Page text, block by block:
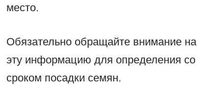
место.
Обязательно обращайте внимание на
эту информацию для определения со
сроком посадки семян.